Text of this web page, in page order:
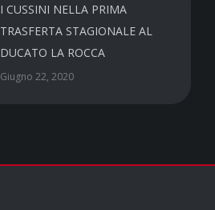
I CUSSINI NELLA PRIMA
TRASFERTA STAGIONALE AL
DUCATO LA ROCCA
Giugno 22, 2020